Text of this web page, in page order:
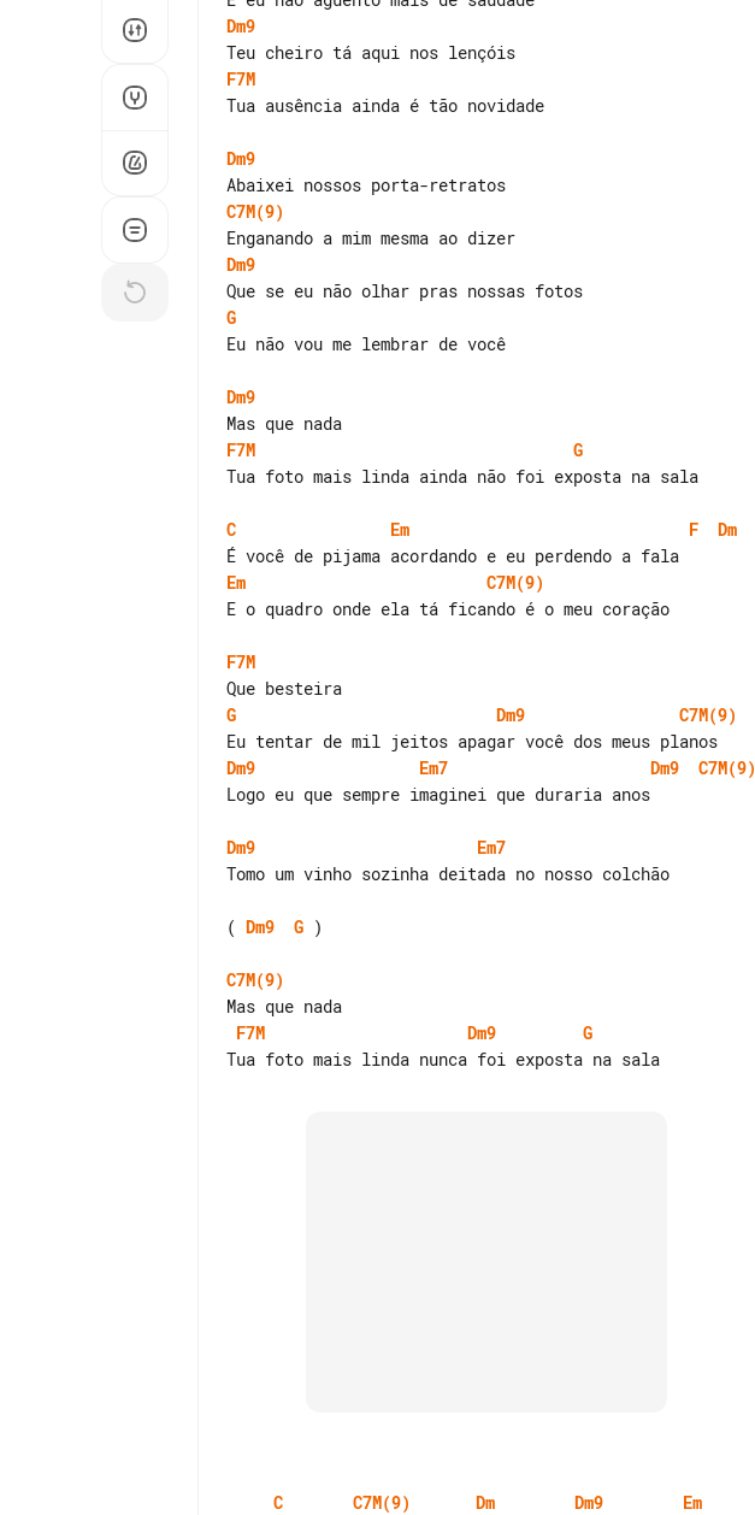
Dm9
F7M
Tua ausência ainda é tão novidade
Dm9
C7M(9)
Dm9
G
Eu não vou me lembrar de você
Dm9
F7M
G
Tua foto mais linda ainda não foi exposta na sala
C Em F
Dm
Em
C7M(9)
E o quadro onde ela tá ficando é o meu coração
F7M
G
Dm9
C7M(9)
Dm9
Em7 Dm9
C7M(9)
Logo eu que sempre imaginei que duraria anos
Dm9
Em7
Tomo um vinho sozinha deitada no nosso colchão
( Dm9 G )
C7M(9)
F7M
Dm9
G
C C7M(9) Dm Dm9 Em